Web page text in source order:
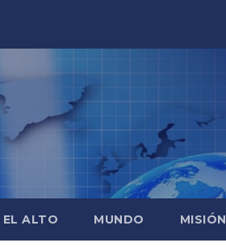
EL ALTO MUNDO MISIÓN